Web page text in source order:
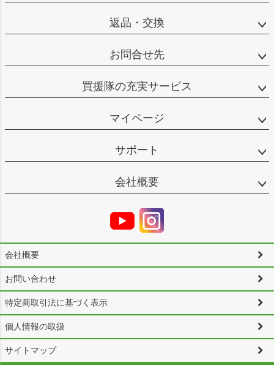
返品・交換
お問合せ先
買援隊の充実サービス
マイページ
サポート
会社概要
会社概要
お問い合わせ
特定商取引法に基づく表示
個人情報の取扱
サイトマップ